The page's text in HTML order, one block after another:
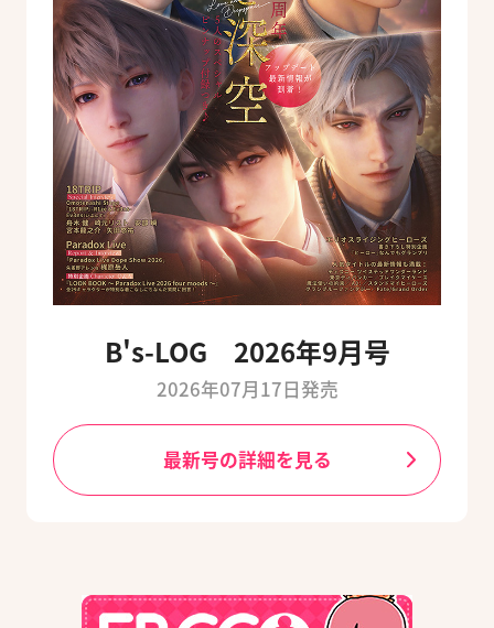
B's-LOG 2026年9月号
2026年07月17日発売
最新号の詳細を見る